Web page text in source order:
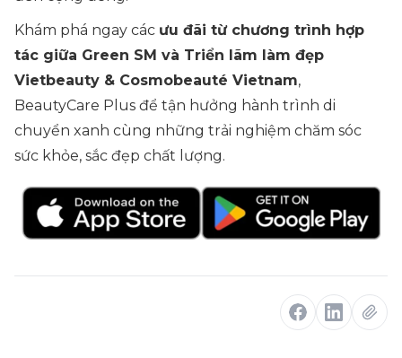
Khám phá ngay các ưu đãi từ chương trình hợp
tác giữa Green SM và Triển lãm làm đẹp
Vietbeauty & Cosmobeauté Vietnam,
BeautyCare Plus để tận hưởng hành trình di
chuyển xanh cùng những trải nghiệm chăm sóc
sức khỏe, sắc đẹp chất lượng.